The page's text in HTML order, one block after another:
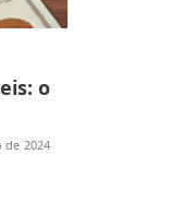
o
2024